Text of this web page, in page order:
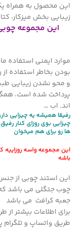
این محصول به همراه
زیبایی بخش میزکار،
این مجموعه
موارد ایمنی استفاده
بودن بخاطر استفاده
و محو نشدن زیبایی
پرداخت شده است،
اند. اب …
رفیقا همیشه یه چیزایی
چیزایی بوی روزای کنار
ها رو برای هم میخوان
این مجموعه واسه
باشه
چوب جتگلی می باشد
جعبه کرافت می باشد
طریق واتساپ و تلگرام